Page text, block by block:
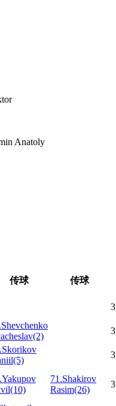
Anatoly
传球 传球
71.Shakirov
Rasim(26)